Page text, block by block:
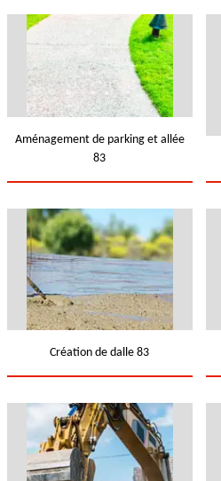
Aménagement de parking et allée
83
Création de dalle 83